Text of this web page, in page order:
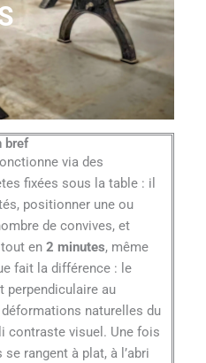
bref
via des
fixées sous la table : il
positionner une ou
de convives, et
en 2 minutes, même
fait la différence : le
perpendiculaire au
naturelles du
contraste visuel. Une fois
rangent à plat, à l’abri